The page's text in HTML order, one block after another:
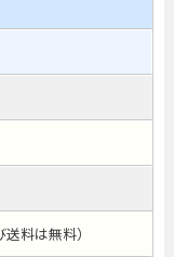
料は無料）